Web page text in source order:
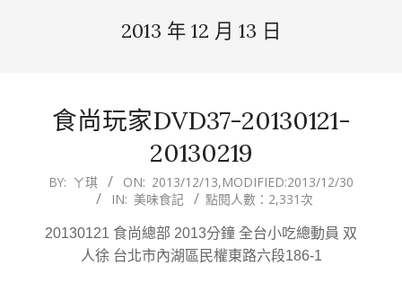
2013 年 12 月 13 日
食尚玩家DVD37-20130121-
20130219
2013-
13
BY: ㄚ琪 ON: 2013/12/13,MODIFIED:2013/12/30
IN: 美味食記 點閱人數：2,331次
20130121 食尚總部 2013分鐘 全台小吃總動員 双
人徐 台北市內湖區民權東路六段186-1